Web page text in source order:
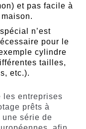
et pas facile à
n’est
pour le
cylindre
tailles,
etc.).
les entreprises
prêts à
une série de